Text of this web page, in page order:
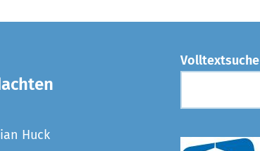
Huck
Volltextsuche